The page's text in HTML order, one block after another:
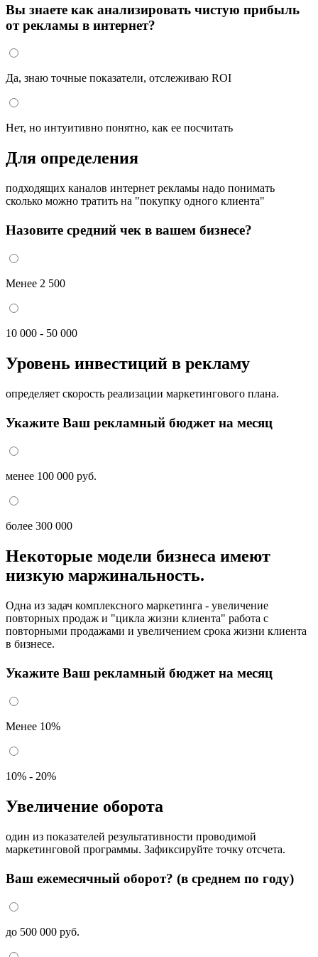
Вы знаете как анализировать чистую прибыль
от рекламы в интернет?
Да, знаю точные показатели, отслеживаю ROI
Нет, но интуитивно понятно, как ее посчитать
Для определения
подходящих каналов интернет рекламы надо понимать
сколько можно тратить на "покупку одного клиента"
Назовите средний чек в вашем бизнесе?
Менее 2 500
10 000 - 50 000
Уровень инвестиций в рекламу
определяет скорость реализации маркетингового плана.
Укажите Ваш рекламный бюджет на месяц
менее 100 000 руб.
более 300 000
Некоторые модели бизнеса имеют
низкую маржинальность.
Одна из задач комплексного маркетинга - увеличение
повторных продаж и "цикла жизни клиента" работа с
повторными продажами и увеличением срока жизни клиента
в бизнесе.
Укажите Ваш рекламный бюджет на месяц
Менее 10%
10% - 20%
Увеличение оборота
один из показателей результативности проводимой
маркетинговой программы. Зафиксируйте точку отсчета.
Ваш ежемесячный оборот? (в среднем по году)
до 500 000 руб.